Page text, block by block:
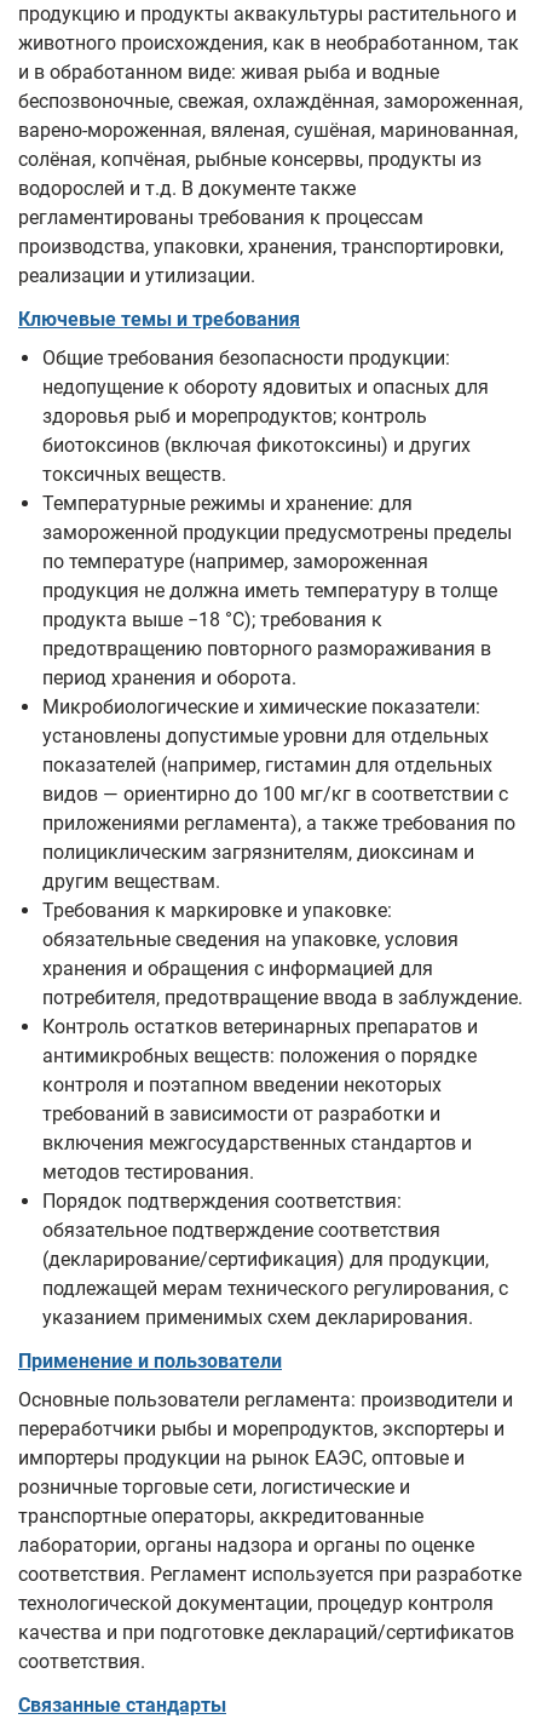
продукцию и продукты аквакультуры растительного и
животного происхождения, как в необработанном, так
и в обработанном виде: живая рыба и водные
беспозвоночные, свежая, охлаждённая, замороженная,
варено-мороженная, вяленая, сушёная, маринованная,
солёная, копчёная, рыбные консервы, продукты из
водорослей и т.д. В документе также
регламентированы требования к процессам
производства, упаковки, хранения, транспортировки,
реализации и утилизации.
Ключевые темы и требования
Общие требования безопасности продукции:
недопущение к обороту ядовитых и опасных для
здоровья рыб и морепродуктов; контроль
биотоксинов (включая фикотоксины) и других
токсичных веществ.
Температурные режимы и хранение: для
замороженной продукции предусмотрены пределы
по температуре (например, замороженная
продукция не должна иметь температуру в толще
продукта выше −18 °C); требования к
предотвращению повторного размораживания в
период хранения и оборота.
Микробиологические и химические показатели:
установлены допустимые уровни для отдельных
показателей (например, гистамин для отдельных
видов — ориентиpнo до 100 мг/кг в соответствии с
приложениями регламента), а также требования по
полициклическим загрязнителям, диоксинам и
другим веществам.
Требования к маркировке и упаковке:
обязательные сведения на упаковке, условия
хранения и обращения с информацией для
потребителя, предотвращение ввода в заблуждение.
Контроль остатков ветеринарных препаратов и
антимикробных веществ: положения о порядке
контроля и поэтапном введении некоторых
требований в зависимости от разработки и
включения межгосударственных стандартов и
методов тестирования.
Порядок подтверждения соответствия:
обязательное подтверждение соответствия
(декларирование/сертификация) для продукции,
подлежащей мерам технического регулирования, с
указанием применимых схем декларирования.
Применение и пользователи
Основные пользователи регламента: производители и
переработчики рыбы и морепродуктов, экспортеры и
импортеры продукции на рынок ЕАЭС, оптовые и
розничные торговые сети, логистические и
транспортные операторы, аккредитованные
лаборатории, органы надзора и органы по оценке
соответствия. Регламент используется при разработке
технологической документации, процедур контроля
качества и при подготовке деклараций/сертификатов
соответствия.
Связанные стандарты